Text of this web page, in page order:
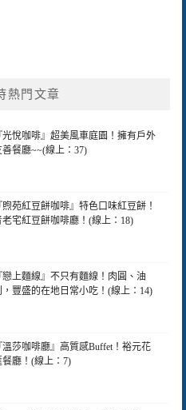
熱門文章
光悅咖啡』超美風車庭園！擁有戶外
餐廳~~(線上：37)
煦苑紅豆餅咖啡』特色口味紅豆餅！
宅紅豆餅咖啡廳！(線上：18)
戀上麵線』不只有麵線！肉圓、油
豐盛的在地日常小吃！(線上：14)
溫莎咖啡廳』高質感Buffet！裕元花
廳！(線上：7)